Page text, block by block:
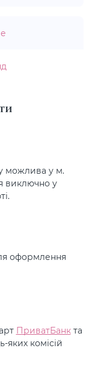
можлива у м.
виключно у
оформлення
ПриватБанкта
яких комісій